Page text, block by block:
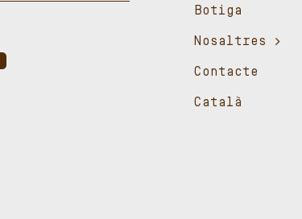
Botiga
Nosaltres
Contacte
Català